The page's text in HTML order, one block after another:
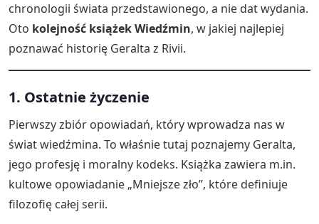
chronologii świata przedstawionego, a nie dat wydania.
Oto kolejność książek Wiedźmin, w jakiej najlepiej
poznawać historię Geralta z Rivii.
1. Ostatnie życzenie
Pierwszy zbiór opowiadań, który wprowadza nas w
świat wiedźmina. To właśnie tutaj poznajemy Geralta,
jego profesję i moralny kodeks. Książka zawiera m.in.
kultowe opowiadanie „Mniejsze zło”, które definiuje
filozofię całej serii.